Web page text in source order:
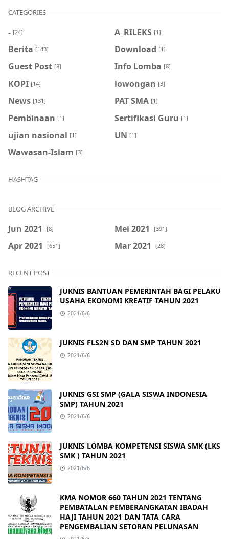
CATEGORIES
- [24] A_RILEKS [1]
Berita [143] Download [1]
Guest Post [8] Info Lomba [8]
KOPI [14] lowongan [3]
News [131] PAT SMA [1]
Pembinaan [1] Sertifikasi Guru [1]
ujian nasional [1] UN [1]
Wawasan-Islam [3]
HASHTAG
BLOG ARCHIVE
Jun 2021 [8] Mei 2021 [391]
Apr 2021 [651] Mar 2021 [28]
RECENT POST
JUKNIS BANTUAN PEMERINTAH BAGI PELAKU
USAHA EKONOMI KREATIF TAHUN 2021
2021/6/6
JUKNIS FLS2N SD DAN SMP TAHUN 2021
2021/6/6
JUKNIS GSI SMP (GALA SISWA INDONESIA
SMP) TAHUN 2021
2021/6/6
JUKNIS LOMBA KOMPETENSI SISWA SMK (LKS
SMK ) TAHUN 2021
2021/6/6
KMA NOMOR 660 TAHUN 2021 TENTANG
PEMBATALAN PEMBERANGKATAN IBADAH
HAJI TAHUN 2021 DAN TATA CARA
PENGEMBALIAN SETORAN PELUNASAN